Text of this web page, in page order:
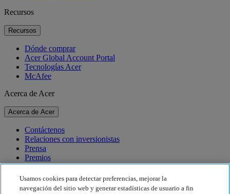
Recursos
Recursos
Dónde comprar
Acer Global Account Portal
Tecnologías Acer
McAfee
Acerca de Acer
Acerca de Acer
Contáctenos
Relaciones con inversionistas
Prensa
Premios
Eventos
Sostenibilidad
Usamos cookies para detectar preferencias, mejorar la
navegación del sitio web y generar estadísticas de usuario a fin